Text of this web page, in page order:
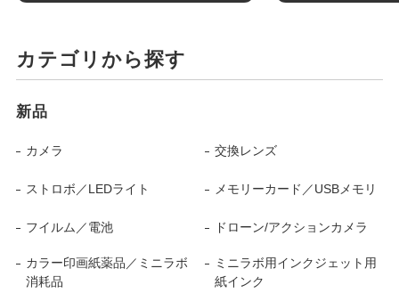
カテゴリから探す
新品
カメラ 交換レンズ
ストロボ／LEDライト メモリーカード／USBメモリ
フイルム／電池 ドローン/アクションカメラ
カラー印画紙薬品／ミニラボ
消耗品
ミニラボ用インクジェット用
紙インク